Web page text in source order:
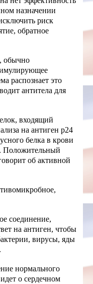
назначении
риск
обратное
обычно
распознает это
антитела для
входящий
на антиген p24
белка в крови
Положительный
об активной
соединение,
на антиген, чтобы
вирусы, яды
нормального
о сердечном